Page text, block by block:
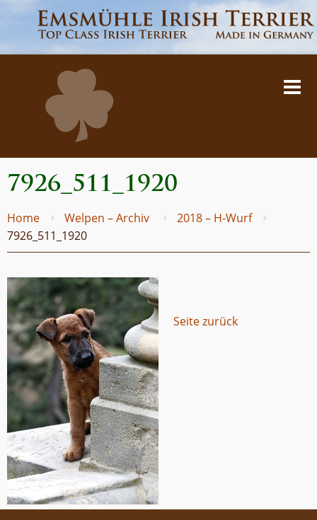
7926_511_1920
Home Welpen – Archiv
2018 – H-Wurf
7926_511_1920
Seite zurück